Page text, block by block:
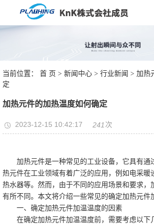
当前位置： 首 页 > 新闻中心 > 行业新闻 > 加热
定
加热元件的加热温度如何确定
2023-12-15 10:42:17 241 次
加热元件是一种常见的工业设备，它具有通
热元件在工业领域有着广泛的应用，例如电采暖
热水器等。然而，由于不同的应用场景和要求，
有所不同。本文将介绍一些常见的确定加热元件
一、确定加热元件加温温度的因素
在确定加热元件加温温度前，需要考虑以下